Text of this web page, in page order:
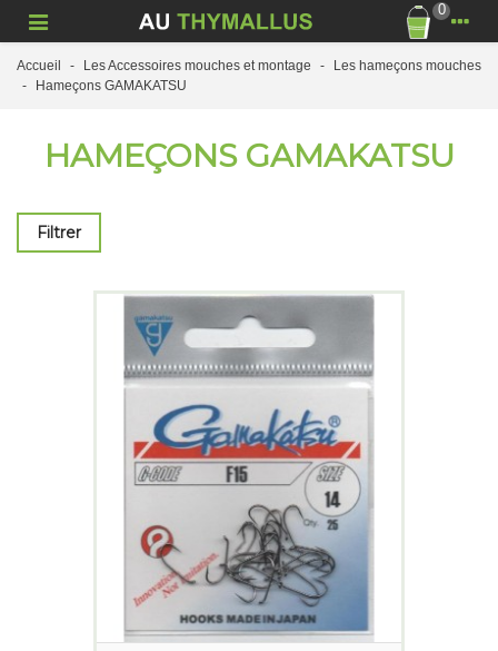
0
Accueil - Les Accessoires mouches et montage -
Les hameçons mouches
-
Hameçons GAMAKATSU
HAMEÇONS GAMAKATSU
Filtrer